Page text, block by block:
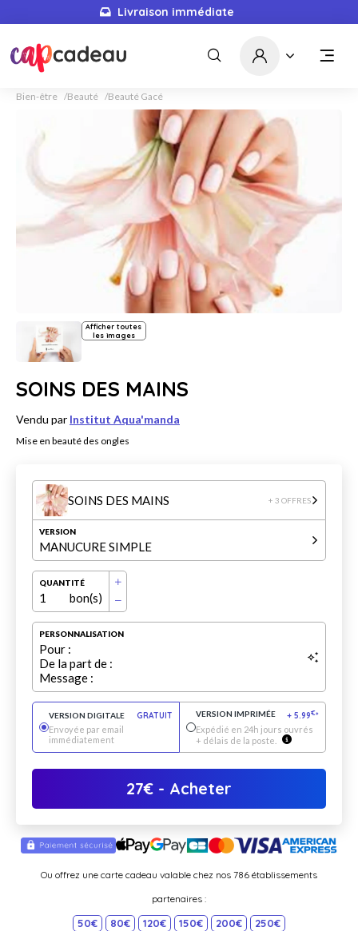
Livraison immédiate
Bien-être Beauté Beauté Gacé
Afficher toutes
les images
SOINS DES MAINS
Vendu par Institut Aqua'manda
Mise en beauté des ongles
SOINS DES MAINS + 3 OFFRES
VERSION
MANUCURE SIMPLE
QUANTITÉ
1 bon(s)
PERSONNALISATION
Pour :
De la part de :
Message :
VERSION DIGITALE
GRATUIT
Envoyée par email
immédiatement
VERSION IMPRIMÉE + 5.99€*
Expédié en 24h jours ouvrés
+ délais de la poste.
27€ - Acheter
Ou offrez une carte cadeau valable chez nos 786 établissements
partenaires :
50€ 80€ 120€ 150€ 200€ 250€